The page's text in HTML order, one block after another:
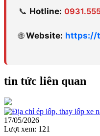
📞 Hotline:
🌐Website: https://
tin tức liên quan
17/05/2026
Lượt xem: 121